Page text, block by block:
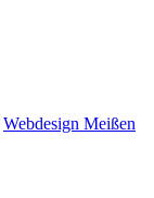
Webdesign Meißen